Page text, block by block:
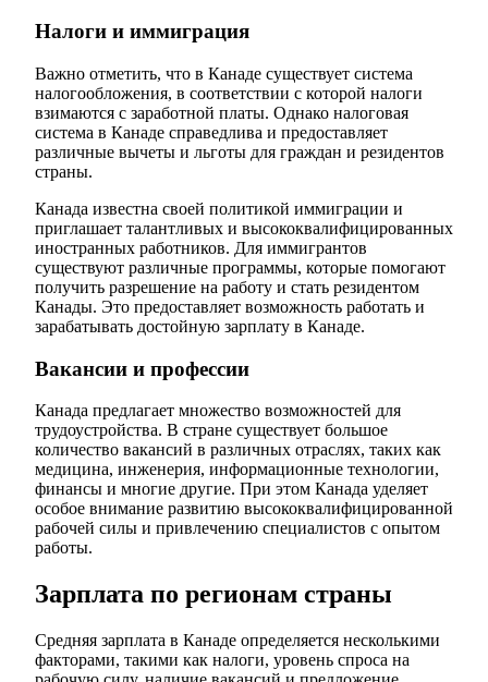
Налоги и иммиграция
Важно отметить, что в Канаде существует система
налогообложения, в соответствии с которой налоги
взимаются с заработной платы. Однако налоговая
система в Канаде справедлива и предоставляет
различные вычеты и льготы для граждан и резидентов
страны.
Канада известна своей политикой иммиграции и
приглашает талантливых и высококвалифицированных
иностранных работников. Для иммигрантов
существуют различные программы, которые помогают
получить разрешение на работу и стать резидентом
Канады. Это предоставляет возможность работать и
зарабатывать достойную зарплату в Канаде.
Вакансии и профессии
Канада предлагает множество возможностей для
трудоустройства. В стране существует большое
количество вакансий в различных отраслях, таких как
медицина, инженерия, информационные технологии,
финансы и многие другие. При этом Канада уделяет
особое внимание развитию высококвалифицированной
рабочей силы и привлечению специалистов с опытом
работы.
Зарплата по регионам страны
Средняя зарплата в Канаде определяется несколькими
факторами, такими как налоги, уровень спроса на